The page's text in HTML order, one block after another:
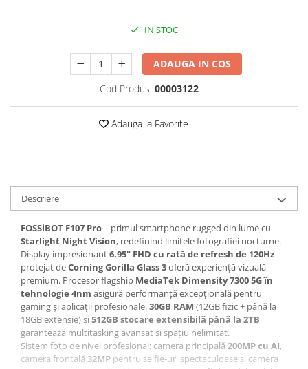
Roboți Geamuri
Roboți Gradină
Accesorii Consumabile
Coșuri de gunoi
INGRIJIRE PERSONALA
Uscătoare de Păr
Plăci de Îndreptat Părul
SPA
CASA, GRADINA SI BRICOLAJ
Sigurante inteligente
Camere de supraveghere
Climatizare
IN STOC
ADAUGA IN COS
Cod Produs: 00003122
Adauga la Favorite
Descriere
FOSSiBOT F107 Pro– primul smartphone rugged din lume cu
Starlight Night Vision, redefinind limitele fotografiei nocturne.
Display impresionant6.95" FHD cu rată de refresh de 120Hz
protejat deCorning Gorilla Glass 3oferă experiență vizuală
premium. Procesor flagship MediaTek Dimensity 7300 5G în
tehnologie 4nm asigură performanță excepțională pentru
gaming și aplicații profesionale.30GB RAM (12GB fizic + până la
18GB extensie) și 512GB stocare extensibilă până la 2TB
garantează multitasking avansat și spațiu nelimitat.
Sistem foto de nivel profesional: camera principală 200MP cu AI,
camera frontală 32MP pentru selfie-uri spectaculoase și camera